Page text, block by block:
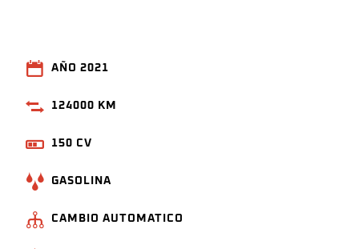
AÑO 2021
124000 KM
150 CV
GASOLINA
CAMBIO AUTOMATICO